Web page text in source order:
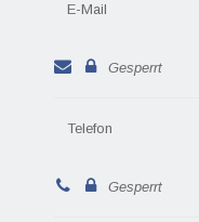
E-Mail
Gesperrt
Telefon
Gesperrt